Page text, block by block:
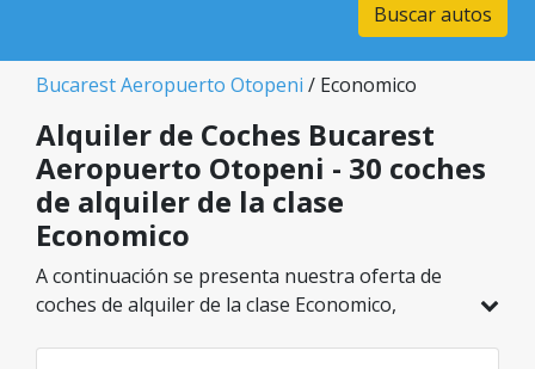
Buscar autos
Bucarest Aeropuerto Otopeni / Economico
Alquiler de Coches Bucarest
Aeropuerto Otopeni - 30 coches
de alquiler de la clase
Economico
A continuación se presenta nuestra oferta de
coches de alquiler de la clase Economico,